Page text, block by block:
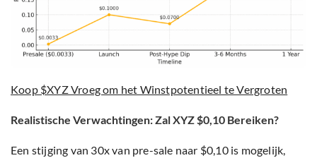
Koop $XYZ Vroeg om het Winstpotentieel te Vergroten
Realistische Verwachtingen: Zal XYZ $0,10 Bereiken?
Een stijging van 30x van pre-sale naar $0,10 is mogelijk,